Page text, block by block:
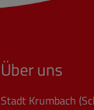
Über uns
Stadt Krumbach